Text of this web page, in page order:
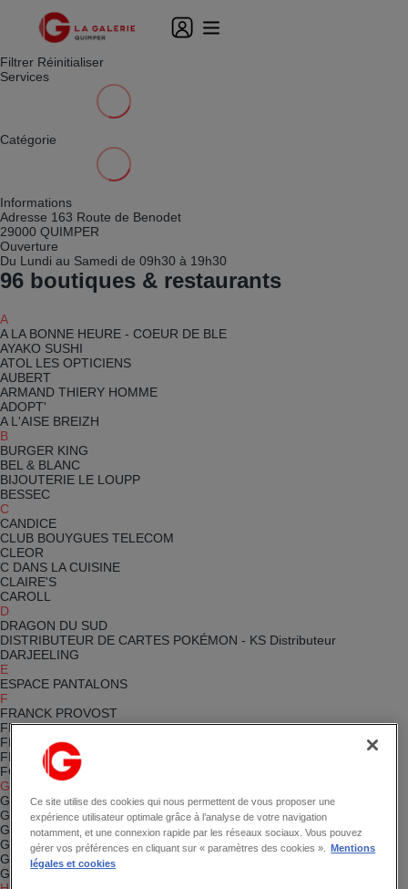
Filtrer Réinitialiser
Services
Catégorie
Informations
Adresse 163 Route de Benodet
29000 QUIMPER
Ouverture
Du Lundi au Samedi de 09h30 à 19h30
96 boutiques & restaurants
A
A LA BONNE HEURE - COEUR DE BLE
AYAKO SUSHI
ATOL LES OPTICIENS
AUBERT
ARMAND THIERY HOMME
ADOPT'
A L'AISE BREIZH
B
BURGER KING
BEL & BLANC
BIJOUTERIE LE LOUPP
BESSEC
C
CANDICE
CLUB BOUYGUES TELECOM
CLEOR
C DANS LA CUISINE
CLAIRE'S
CAROLL
D
DRAGON DU SUD
DISTRIBUTEUR DE CARTES POKÉMON - KS Distributeur
DARJEELING
E
ESPACE PANTALONS
F
FRANCK PROVOST
FEU VERT
FNAC
FREE
FOOT LOCKER
G
GLUP'S
GENERALE D'OPTIQUE
GOLD SERVICE
Graine de Breizh femme
GEMO
GEEV SHOP EPHEMERE
Ce site utilise des cookies qui nous permettent de vous proposer une
expérience utilisateur optimale grâce à l’analyse de votre navigation
notamment, et une connexion rapide par les réseaux sociaux. Vous pouvez
gérer vos préférences en cliquant sur « paramètres des cookies ».
Mentions
légales et cookies